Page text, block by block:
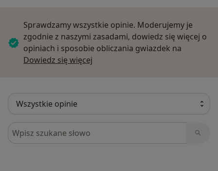
Sprawdzamy wszystkie opinie. Moderujemy je
zgodnie z naszymi zasadami, dowiedz się więcej o
opiniach i sposobie obliczania gwiazdek na
Dowiedz się więcej
Szukaj w opiniach